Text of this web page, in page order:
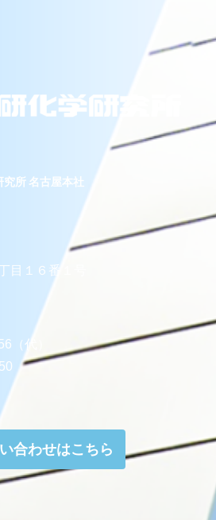
所 名古屋本社
目１６番１号
（代）
合わせはこちら
い合わせはこちら